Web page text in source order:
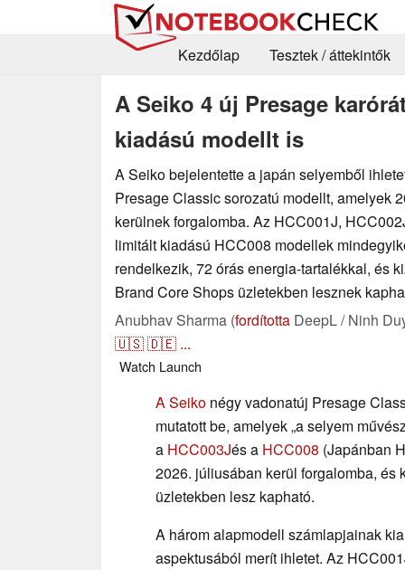
Kezdőlap Tesztek / áttekintők
A Seiko 4 új Presage
kiadású modellt is
A Seiko bejelentette a japán selyemből
Presage Classic sorozatú modellt, amelyek
kerülnek forgalomba. Az HCC001J,
limitált kiadású HCC008 modellek
rendelkezik, 72 órás energia-tartalékkal, és
Brand Core Shops üzletekben lesznek
Anubhav Sharma (fordította DeepL / Ninh
🇺🇸🇩🇪 ...
Watch Launch
A Seiko négy vadonatúj Presage
mutatott be, amelyek „a selyem
a HCC003Jés a HCC008 (Japánban
2026. júliusában kerül forgalomba,
üzletekben lesz kapható.
A három alapmodell számlapjainak
aspektusából merít ihletet. Az